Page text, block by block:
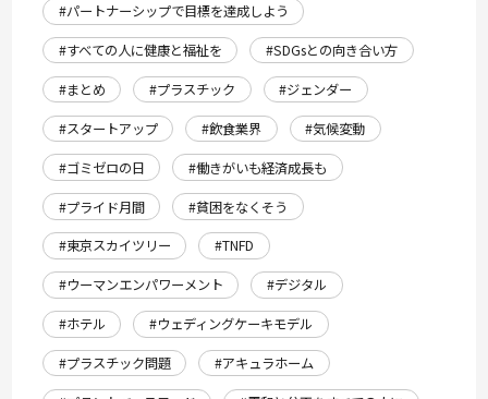
#パートナーシップで目標を達成しよう
#すべての人に健康と福祉を
#SDGsとの向き合い方
#まとめ
#プラスチック
#ジェンダー
#スタートアップ
#飲食業界
#気候変動
#ゴミゼロの日
#働きがいも経済成長も
#プライド月間
#貧困をなくそう
#東京スカイツリー
#TNFD
#ウーマンエンパワーメント
#デジタル
#ホテル
#ウェディングケーキモデル
#プラスチック問題
#アキュラホーム